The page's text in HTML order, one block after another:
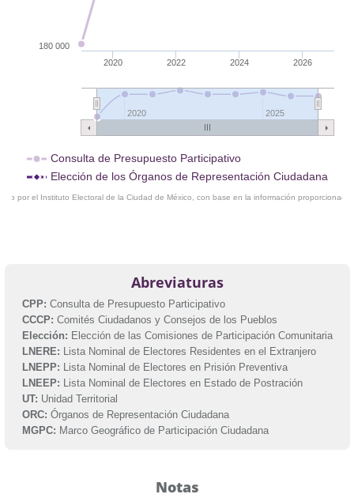
Consulta de Presupuesto Participativo
Elección de los Órganos de Representación Ciudadana
2020 2022 2024 2026
2020 2025
180 000
por el Instituto Electoral de la Ciudad de México, con base en la información proporcionada
Abreviaturas
CPP: Consulta de Presupuesto Participativo
CCCP: Comités Ciudadanos y Consejos de los Pueblos
Elección: Elección de las Comisiones de Participación Comunitaria
LNERE: Lista Nominal de Electores Residentes en el Extranjero
LNEPP: Lista Nominal de Electores en Prisión Preventiva
LNEEP: Lista Nominal de Electores en Estado de Postración
UT: Unidad Territorial
ORC: Órganos de Representación Ciudadana
MGPC: Marco Geográfico de Participación Ciudadana
Notas